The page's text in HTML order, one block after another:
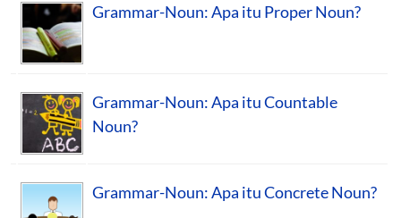
Grammar-Noun: Apa itu Proper Noun?
Grammar-Noun: Apa itu Countable
Noun?
Grammar-Noun: Apa itu Concrete Noun?